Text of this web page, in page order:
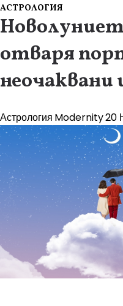
АСТРОЛОГИЯ
отваря
Астрология Modernity20